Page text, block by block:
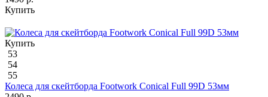
Купить
Купить
53
54
55
Колеса для скейтборда Footwork Conical Full 99D 53мм